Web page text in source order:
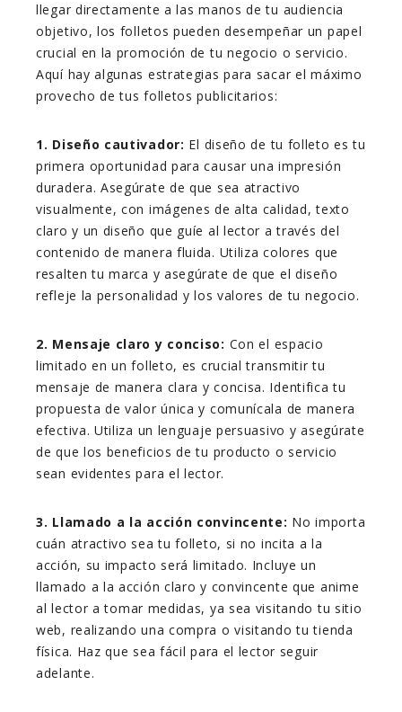
llegar directamente a las manos de tu audiencia
objetivo, los folletos pueden desempeñar un papel
crucial en la promoción de tu negocio o servicio.
Aquí hay algunas estrategias para sacar el máximo
provecho de tus folletos publicitarios:
1. Diseño cautivador: El diseño de tu folleto es tu
primera oportunidad para causar una impresión
duradera. Asegúrate de que sea atractivo
visualmente, con imágenes de alta calidad, texto
claro y un diseño que guíe al lector a través del
contenido de manera fluida. Utiliza colores que
resalten tu marca y asegúrate de que el diseño
refleje la personalidad y los valores de tu negocio.
2. Mensaje claro y conciso: Con el espacio
limitado en un folleto, es crucial transmitir tu
mensaje de manera clara y concisa. Identifica tu
propuesta de valor única y comunícala de manera
efectiva. Utiliza un lenguaje persuasivo y asegúrate
de que los beneficios de tu producto o servicio
sean evidentes para el lector.
3. Llamado a la acción convincente: No importa
cuán atractivo sea tu folleto, si no incita a la
acción, su impacto será limitado. Incluye un
llamado a la acción claro y convincente que anime
al lector a tomar medidas, ya sea visitando tu sitio
web, realizando una compra o visitando tu tienda
física. Haz que sea fácil para el lector seguir
adelante.